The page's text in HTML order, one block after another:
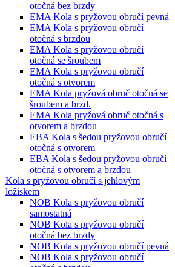
otočná bez brzdy
EMA Kola s pryžovou obručí pevná
EMA Kola s pryžovou obručí
otočná s brzdou
EMA Kola s pryžovou obručí
otočná se šroubem
EMA Kola s pryžovou obručí
otočná s otvorem
EMA Kola pryžová obruč otočná se
šroubem a brzd.
EMA Kola pryžová obruč otočná s
otvorem a brzdou
EBA Kola s šedou pryžovou obručí
otočná s otvorem
EBA Kola s šedou pryžovou obručí
otočná s otvorem a brzdou
Kola s pryžovou obručí s jehlovým
ložiskem
NOB Kola s pryžovou obručí
samostatná
NOB Kola s pryžovou obručí
otočná bez brzdy
NOB Kola s pryžovou obručí pevná
NOB Kola s pryžovou obručí